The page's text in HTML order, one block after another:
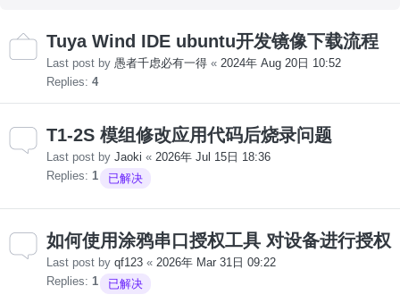
Tuya Wind IDE ubuntu开发镜像下载流程
Last post by 愚者千虑必有一得 « 2024年 Aug 20日 10:52
Replies: 4
T1-2S 模组修改应用代码后烧录问题
Last post by Jaoki « 2026年 Jul 15日 18:36
Replies: 1 已解决
如何使用涂鸦串口授权工具 对设备进行授权
Last post by qf123 « 2026年 Mar 31日 09:22
Replies: 1 已解决